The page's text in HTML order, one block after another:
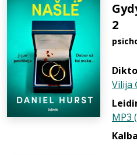
2
Vilija
MP3